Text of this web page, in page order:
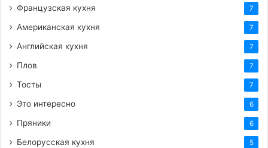
Французская кухня 7
Американская кухня 7
Английская кухня 7
Плов 7
Тосты 7
Это интересно 6
Пряники 6
Белорусская кухня 5